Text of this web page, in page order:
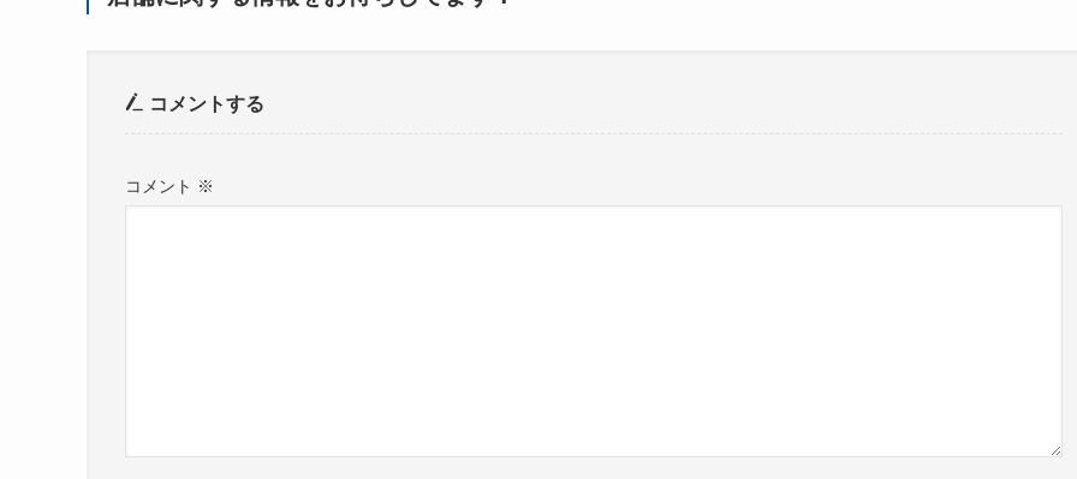
コメントする
コメント ※